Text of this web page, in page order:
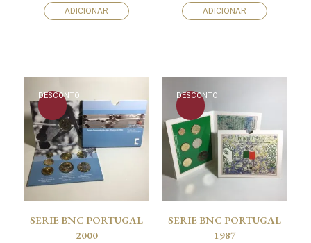
ADICIONAR ADICIONAR
DESCONTO
SERIE BNC PORTUGAL
2000
DESCONTO
SERIE BNC PORTUGAL
1987